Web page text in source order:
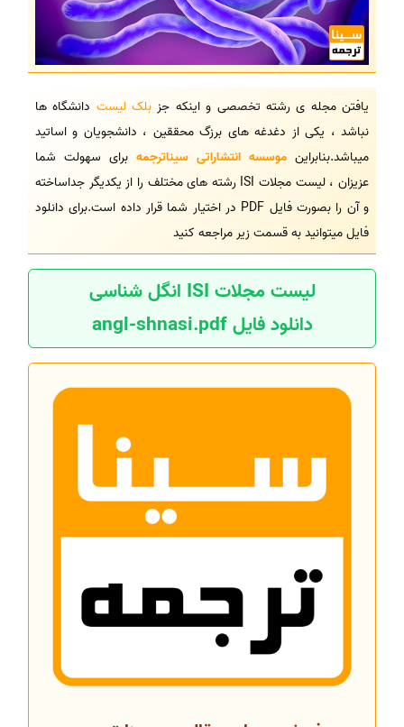
یافتن مجله ی رشته تخصصی و اینکه جز بلک لیست دانشگاه ها
نباشد ، یکی از دغدغه های برزگ محققین ، دانشجویان و اساتید
میباشد.بنابراین موسسه انتشاراتی سیناترجمه برای سهولت شما
عزیزان ، لیست مجلات ISI رشته های مختلف را از یکدیگر جداساخته
و آن را بصورت فایل PDF در اختیار شما قرار داده است.برای دانلود
فایل میتوانید به قسمت زیر مراجعه کنید
لیست مجلات ISI انگل شناسی
دانلود فایل angl-shnasi.pdf